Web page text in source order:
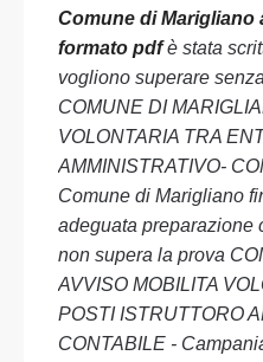
Comune di Marigliano
formato pdfè stata
vogliono superare
COMUNE DI
VOLONTARIA TRA
AMMINISTRATIVO-
Comune di Marigliano
adeguata preparazione
non supera la prova
AVVISO MOBILITA
POSTI ISTRUTTORO
CONTABILE -